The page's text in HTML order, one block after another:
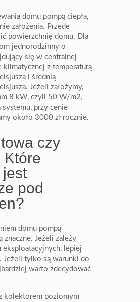
domu pompą ciepła,
założenia. Przede
powierzchnię domu. Dla
jednorodzinny o
się w centralnej
z temperaturą
i średnią
Jeżeli założymy,
8 kW, czyli 50 W/m2,
przy cenie
około 3000 zł rocznie.
czy
Które
pod
domu pompą
znaczne. Jeżeli zależy
eksploatacyjnych, lepiej
Jeżeli tylko są warunki do
warto zdecydować
kolektorem poziomym